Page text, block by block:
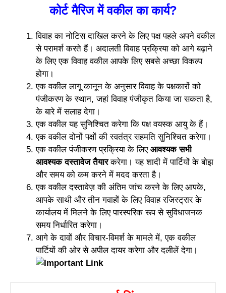
कोर्ट मैरिज में वकील का कार्य?
विवाह का नोटिस दाखिल करने के लिए पक्ष पहले अपने वकील
से परामर्श करते हैं। अदालती विवाह प्रक्रिया को आगे बढ़ाने
के लिए एक विवाह वकील आपके लिए सबसे अच्छा विकल्प
होगा।
एक वकील लागू कानून के अनुसार विवाह के पक्षकारों को
पंजीकरण के स्थान, जहां विवाह पंजीकृत किया जा सकता है,
के बारे में सलाह देगा।
एक वकील यह सुनिश्चित करेगा कि पक्ष वयस्क आयु के हैं।
एक वकील दोनों पक्षों की स्वतंत्र सहमति सुनिश्चित करेगा।
एक वकील पंजीकरण प्रक्रिया के लिए आवश्यक सभी
आवश्यक दस्तावेज तैयारकरेगा। यह शादी में पार्टियों के बोझ
और समय को कम करने में मदद करता है।
एक वकील दस्तावेज़ की अंतिम जांच करने के लिए आपके,
आपके साथी और तीन गवाहों के लिए विवाह रजिस्ट्रार के
कार्यालय में मिलने के लिए पारस्परिक रूप से सुविधाजनक
समय निर्धारित करेगा।
आगे के दावों और विचार-विमर्श के मामले में, एक वकील
पार्टियों की ओर से अपील दायर करेगा और दलीलें देगा।